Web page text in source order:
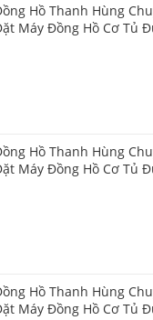
Hồ Thanh Hùng
Máy Đồng Hồ Cơ Tủ
Hồ Thanh Hùng
Máy Đồng Hồ Cơ Tủ
Hồ Thanh Hùng
Máy Đồng Hồ Cơ Tủ